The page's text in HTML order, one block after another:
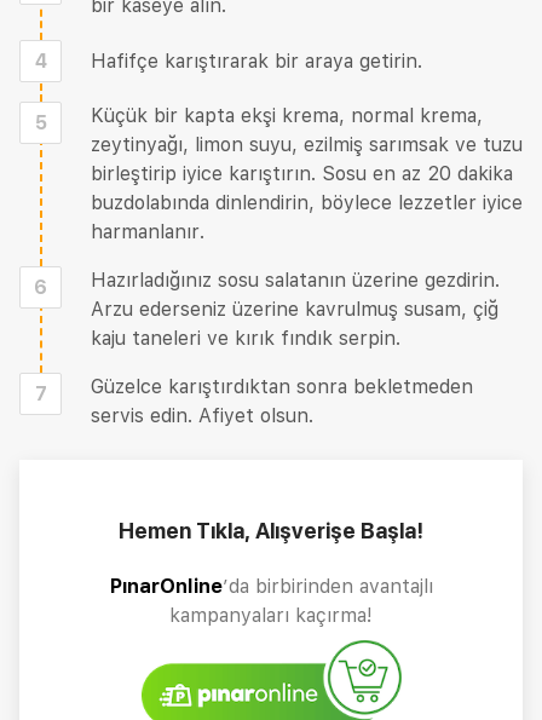
bir kaseye alın.
4 Hafifçe karıştırarak bir araya getirin.
5
Küçük bir kapta ekşi krema, normal krema,
zeytinyağı, limon suyu, ezilmiş sarımsak ve tuzu
birleştirip iyice karıştırın. Sosu en az 20 dakika
buzdolabında dinlendirin, böylece lezzetler iyice
harmanlanır.
6
Hazırladığınız sosu salatanın üzerine gezdirin.
Arzu ederseniz üzerine kavrulmuş susam, çiğ
kaju taneleri ve kırık fındık serpin.
7
Güzelce karıştırdıktan sonra bekletmeden
servis edin. Afiyet olsun.
Hemen Tıkla, Alışverişe Başla!
PınarOnline’da birbirinden avantajlı
kampanyaları kaçırma!